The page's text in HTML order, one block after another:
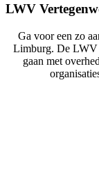
LWV
Ga voor een zo
Limburg. De LWV
gaan met